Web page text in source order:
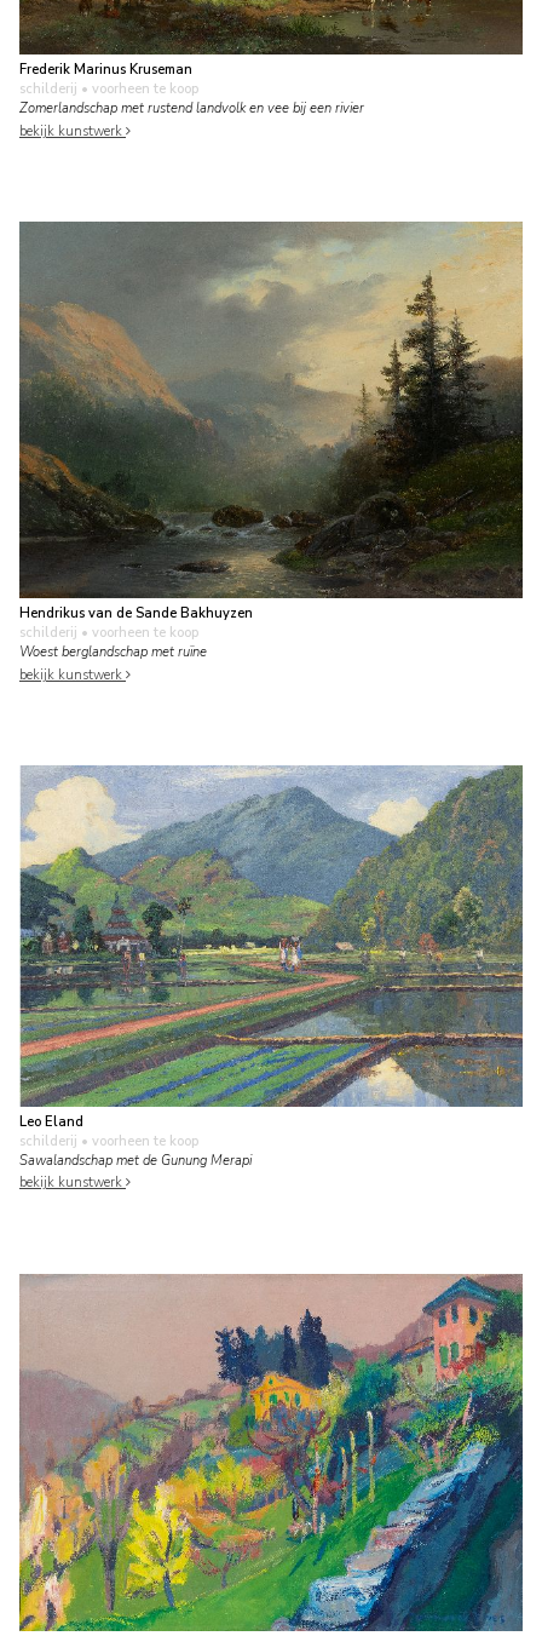
Frederik Marinus Kruseman
schilderij • voorheen te koop
Zomerlandschap met rustend landvolk en vee bij een rivier
bekijk kunstwerk
Hendrikus van de Sande Bakhuyzen
schilderij • voorheen te koop
Woest berglandschap met ruïne
bekijk kunstwerk
Leo Eland
schilderij • voorheen te koop
Sawalandschap met de Gunung Merapi
bekijk kunstwerk